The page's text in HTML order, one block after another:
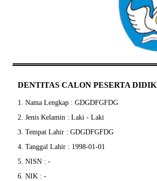
DENTITAS CALON PESERTA DIDIK
1. Nama Lengkap : GDGDFGFDG
2. Jenis Kelamin : Laki - Laki
3. Tempat Lahir : GDGDFGFDG
4. Tanggal Lahir : 1998-01-01
5. NISN : -
6. NIK : -